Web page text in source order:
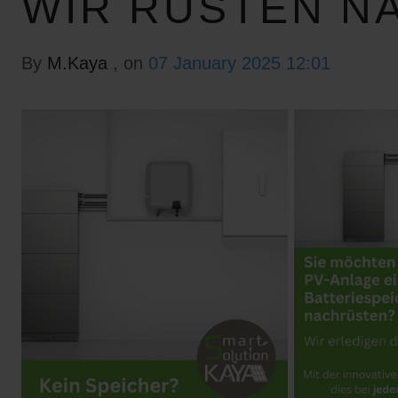
By M.Kaya , on 07 January 2025 12:01